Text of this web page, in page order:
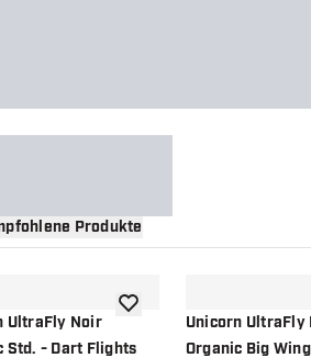
Produkte
UltraFly Noir
Std. - Dart Flights
Zur WunschlisteUnicorn UltraFly
Organic Big